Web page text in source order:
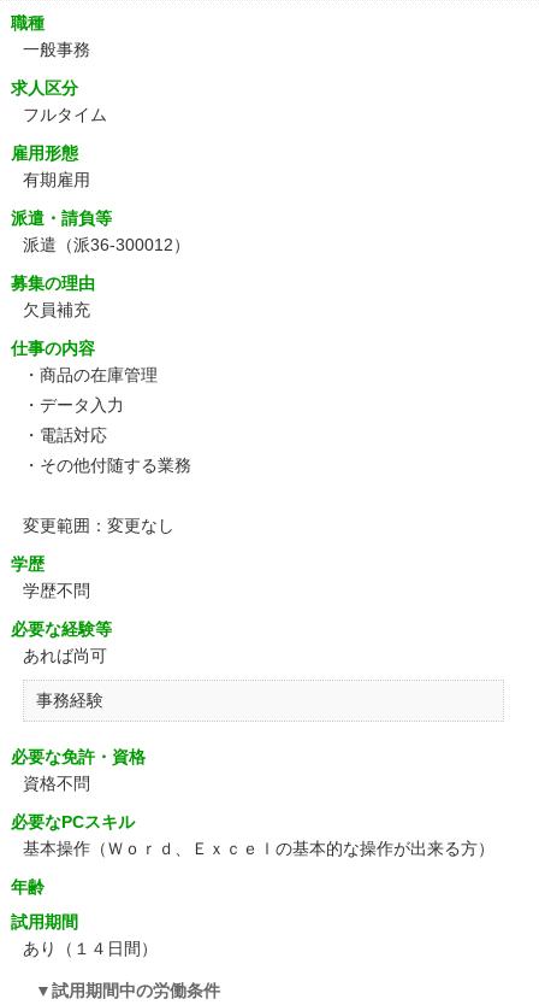
職種
一般事務
求人区分
フルタイム
雇用形態
有期雇用
派遣・請負等
派遣（派36-300012）
募集の理由
欠員補充
仕事の内容
・商品の在庫管理
・データ入力
・電話対応
・その他付随する業務
変更範囲：変更なし
学歴
学歴不問
必要な経験等
あれば尚可
事務経験
必要な免許・資格
資格不問
必要なPCスキル
基本操作（Ｗｏｒｄ、Ｅｘｃｅｌの基本的な操作が出来る方）
年齢
試用期間
あり（１４日間）
試用期間中の労働条件